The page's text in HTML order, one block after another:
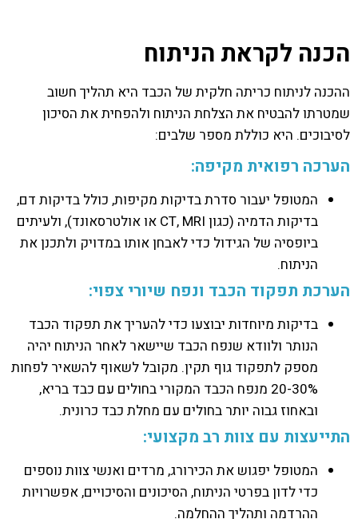
הכנה לקראת הניתוח
ההכנה לניתוח כריתה חלקית של הכבד היא תהליך חשוב
שמטרתו להבטיח את הצלחת הניתוח ולהפחית את הסיכון
לסיבוכים. היא כוללת מספר שלבים:
הערכה רפואית מקיפה:
המטופל יעבור סדרת בדיקות מקיפות, כולל בדיקות דם,
בדיקות הדמיה (כגון CT, MRI או אולטרסאונד), ולעיתים
ביופסיה של הגידול כדי לאבחן אותו במדויק ולתכנן את
הניתוח.
הערכת תפקוד הכבד ונפח שיורי צפוי:
בדיקות מיוחדות יבוצעו כדי להעריך את תפקוד הכבד
הנותר ולוודא שנפח הכבד שיישאר לאחר הניתוח יהיה
מספק לתפקוד גוף תקין. מקובל לשאוף להשאיר לפחות
20-30% מנפח הכבד המקורי בחולים עם כבד בריא,
ובאחוז גבוה יותר בחולים עם מחלת כבד כרונית.
התייעצות עם צוות רב מקצועי:
המטופל יפגוש את הכירורג, מרדים ואנשי צוות נוספים
כדי לדון בפרטי הניתוח, הסיכונים והסיכויים, אפשרויות
ההרדמה ותהליך ההחלמה.